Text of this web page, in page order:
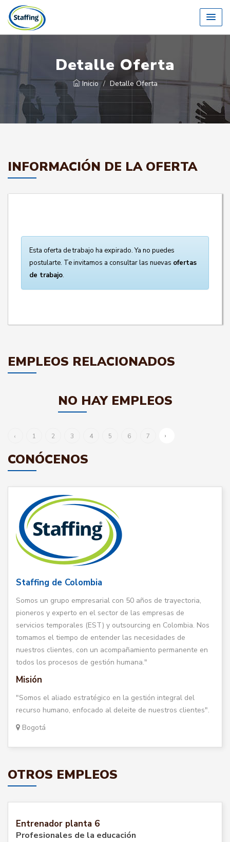
Detalle Oferta
Inicio Detalle Oferta
INFORMACIÓN DE LA OFERTA
Esta oferta de trabajo ha expirado. Ya no puedes
postularte. Te invitamos a consultar las nuevas ofertas
de trabajo.
EMPLEOS RELACIONADOS
NO HAY EMPLEOS
‹ 1 2 3 4 5 6 7 ›
CONÓCENOS
Staffing de Colombia
Somos un grupo empresarial con 50 años de trayectoria,
pioneros y experto en el sector de las empresas de
servicios temporales (EST) y outsourcing en Colombia. Nos
tomamos el tiempo de entender las necesidades de
nuestros clientes, con un acompañamiento permanente en
todos los procesos de gestión humana."
Misión
"Somos el aliado estratégico en la gestión integral del
recurso humano, enfocado al deleite de nuestros clientes".
Bogotá
OTROS EMPLEOS
Entrenador planta 6
Profesionales de la educación